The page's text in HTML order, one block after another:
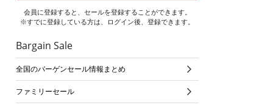
会員に登録すると、セールを登録することができます。
※すでに登録している方は、ログイン後、登録できます。
Bargain Sale
全国のバーゲンセール情報まとめ
ファミリーセール